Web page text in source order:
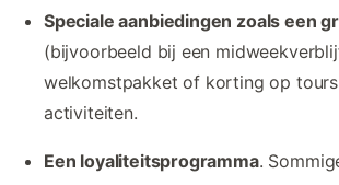
Speciale aanbiedingen zoals een
(bijvoorbeeld bij een
welkomstpakket of korting op
activiteiten.
Een loyaliteitsprogramma.